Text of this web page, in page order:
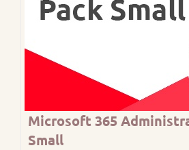
der
Microsoft 365
Small